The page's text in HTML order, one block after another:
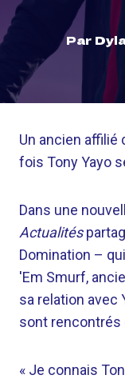
Par
Un ancien affilié
fois Tony Yayo
Dans une
Actualités
Domination –
'Em Smurf,
sa relation avec
sont rencontrés
« Je connais